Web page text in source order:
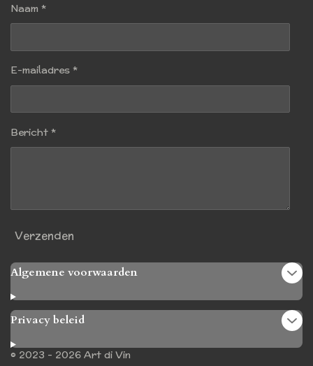
Naam *
E-mailadres *
Bericht *
Verzenden
Algemene voorwaarden
Privacy beleid
© 2023 - 2026 Art di Vin